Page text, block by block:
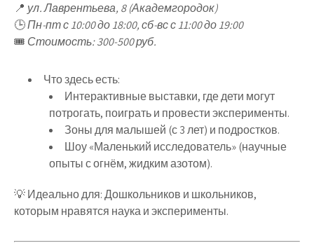
📍 ул. Лаврентьева, 8 (Академгородок)
🕒Пн-пт с 10:00 до 18:00, сб-вс с 11:00 до 19:00
🎟 Стоимость: 300-500 руб.
Что здесь есть:
Интерактивные выставки, где дети могут
потрогать, поиграть и провести эксперименты.
Зоны для малышей (с 3 лет) и подростков.
Шоу «Маленький исследователь»(научные
опыты с огнём, жидким азотом).
💡Идеально для:Дошкольников и школьников,
которым нравятся наука и эксперименты.